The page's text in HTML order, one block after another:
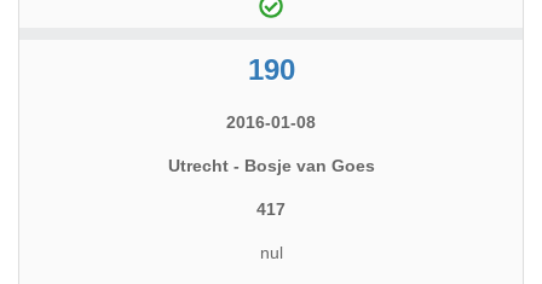
190
2016-01-08
Utrecht - Bosje van Goes
417
nul